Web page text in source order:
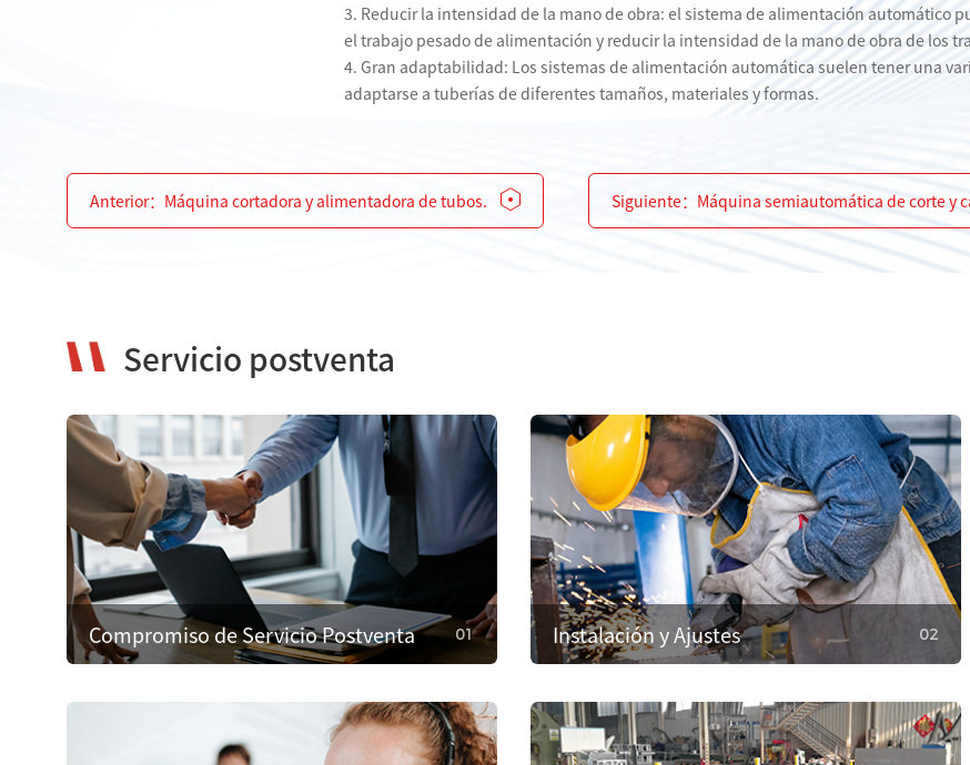
3. Reducir la intensidad de la mano de obra: el sistema de alimentación automático
el trabajo pesado de alimentación y reducir la intensidad de la mano de obra de los
4. Gran adaptabilidad: Los sistemas de alimentación automática suelen tener una
adaptarse a tuberías de diferentes tamaños, materiales y formas.
Anterior： Máquina cortadora y alimentadora de tubos. Siguiente： Máquina semiautomática de corte y
Servicio postventa
Compromiso de Servicio Postventa 01 Instalación y Ajustes 02